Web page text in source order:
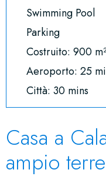
Swimming Pool
Parking
Costruito: 900 m²
Aeroporto: 25
Città: 30 mins
Casa a
ampio